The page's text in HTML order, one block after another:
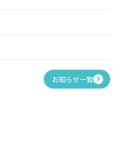
お知らせ一覧